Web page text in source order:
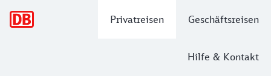
Privatreisen Geschäftsreisen
Hilfe & Kontakt